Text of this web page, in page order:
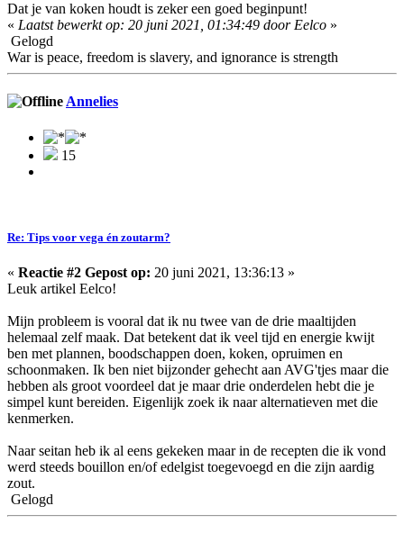
Dat je van koken houdt is zeker een goed beginpunt!
« Laatst bewerkt op: 20 juni 2021, 01:34:49 door Eelco »
Gelogd
War is peace, freedom is slavery, and ignorance is strength
Annelies
15
Re: Tips voor vega én zoutarm?
« Reactie #2 Gepost op: 20 juni 2021, 13:36:13 »
Leuk artikel Eelco!
Mijn probleem is vooral dat ik nu twee van de drie maaltijden
helemaal zelf maak. Dat betekent dat ik veel tijd en energie kwijt
ben met plannen, boodschappen doen, koken, opruimen en
schoonmaken. Ik ben niet bijzonder gehecht aan AVG'tjes maar die
hebben als groot voordeel dat je maar drie onderdelen hebt die je
simpel kunt bereiden. Eigenlijk zoek ik naar alternatieven met die
kenmerken.
Naar seitan heb ik al eens gekeken maar in de recepten die ik vond
werd steeds bouillon en/of edelgist toegevoegd en die zijn aardig
zout.
Gelogd